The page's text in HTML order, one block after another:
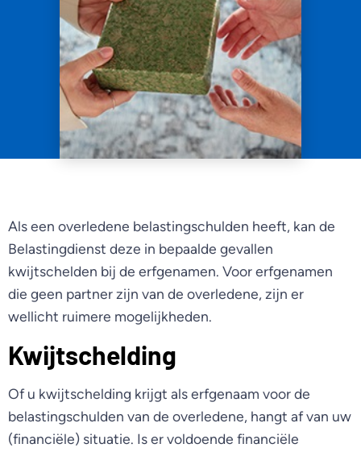
Als een overledene belastingschulden heeft, kan de
Belastingdienst deze in bepaalde gevallen
kwijtschelden bij de erfgenamen. Voor erfgenamen
die geen partner zijn van de overledene, zijn er
wellicht ruimere mogelijkheden.
Kwijtschelding
Of u kwijtschelding krijgt als erfgenaam voor de
belastingschulden van de overledene, hangt af van uw
(financiële) situatie. Is er voldoende financiële